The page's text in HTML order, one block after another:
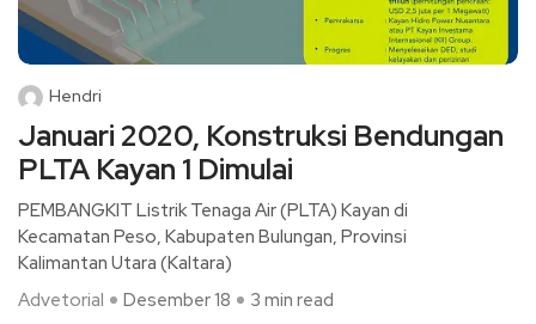
Hendri
Januari 2020, Konstruksi Bendungan
PLTA Kayan 1 Dimulai
PEMBANGKIT Listrik Tenaga Air (PLTA) Kayan di
Kecamatan Peso, Kabupaten Bulungan, Provinsi
Kalimantan Utara (Kaltara)
Advetorial
Desember 18 3 min read